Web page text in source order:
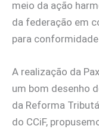
meio da ação
da federação em
para
A realização da
um bom desenho
da Reforma
do CCiF,